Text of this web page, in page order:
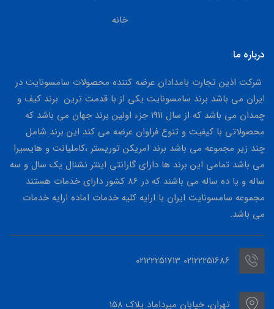
خانه
درباره ما
شرکت اذین تجارت بامدادان عرضه کننده محصولات سامسونایت در
ایران می باشد برند سامسونایت یکی از با قدمت ترین برند کیف و
چمدان می باشد که از سال 1911 جزء اولین برند جهان می باشد که
محصولاتی با کیفیت و تنوع فراوان عرضه می کند این برند شامل
چند زیر مجموعه می باشد برند امریکن توریستر ،کاملیانت و هایسیرا
می باشد تمامی این برند ها دارای گارانتی اینتر نشنال یک سال و سه
ساله و یا ده ساله می باشند که در 86 کشور دارای خدمات هستند
مجموعه سامسونایت ایران با ارایه کلیه خدمات اماده ارایه خدمات
می باشد.
02122251686 02122251713
تهران، خیابان میرداماد پلاک 158